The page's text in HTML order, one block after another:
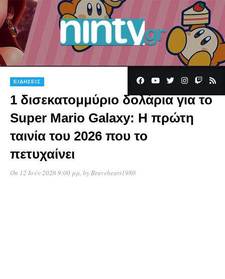
ΕΙΔΉΣΕΙΣ
1 δισεκατομμύριο δολάρια για το
Super Mario Galaxy: Η πρώτη
ταινία του 2026 που το
πετυχαίνει
On 12 Ιούν 2026 9:00 μμ , by Braveheart1980